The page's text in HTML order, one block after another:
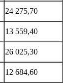
24 275,70
13 559,40
26 025,30
12 684,60